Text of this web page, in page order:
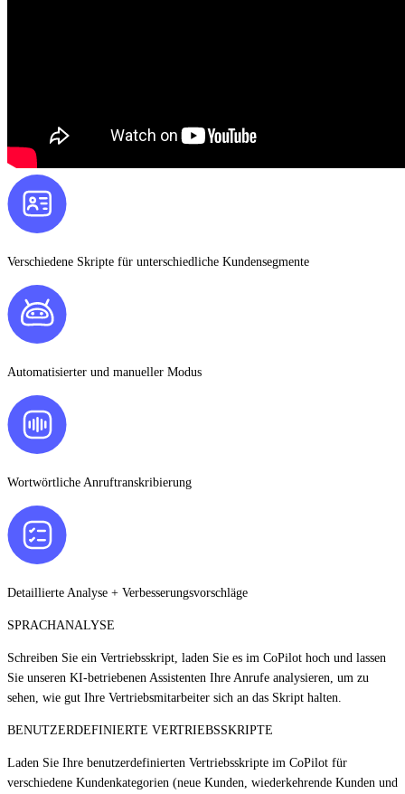
Verschiedene Skripte für unterschiedliche Kundensegmente
Automatisierter und manueller Modus
Wortwörtliche Anruftranskribierung
Detaillierte Analyse + Verbesserungsvorschläge
SPRACHANALYSE
Schreiben Sie ein Vertriebsskript, laden Sie es im CoPilot hoch und lassen
Sie unseren KI-betriebenen Assistenten Ihre Anrufe analysieren, um zu
sehen, wie gut Ihre Vertriebsmitarbeiter sich an das Skript halten.
BENUTZERDEFINIERTE VERTRIEBSSKRIPTE
Laden Sie Ihre benutzerdefinierten Vertriebsskripte im CoPilot für
verschiedene Kundenkategorien (neue Kunden, wiederkehrende Kunden und